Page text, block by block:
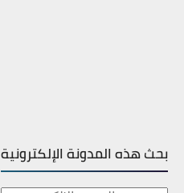
بحث هذه المدونة الإلكترونية